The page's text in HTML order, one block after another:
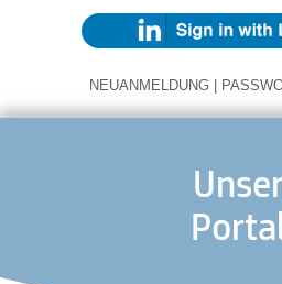
NEUANMELDUNG |